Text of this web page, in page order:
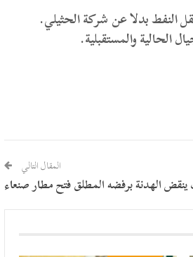
النفط بدلا عن شركة الحثيلي.
الحالية والمستقبلية.
المقال التالي
ينقض الهدنة برفضه المطلق فتح مطار صنعاء